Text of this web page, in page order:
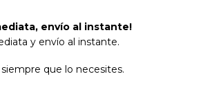
envío al instante!
y envío al instante.
que lo necesites.